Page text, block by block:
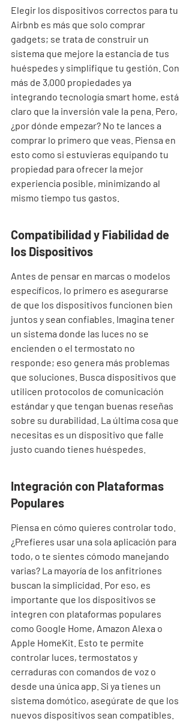
Elegir los dispositivos correctos para tu
Airbnb es más que solo comprar
gadgets; se trata de construir un
sistema que mejore la estancia de tus
huéspedes y simplifique tu gestión. Con
más de 3,000 propiedades ya
integrando tecnología smart home, está
claro que la inversión vale la pena. Pero,
¿por dónde empezar? No te lances a
comprar lo primero que veas. Piensa en
esto como si estuvieras equipando tu
propiedad para ofrecer la mejor
experiencia posible, minimizando al
mismo tiempo tus gastos.
Compatibilidad y Fiabilidad de
los Dispositivos
Antes de pensar en marcas o modelos
específicos, lo primero es asegurarse
de que los dispositivos funcionen bien
juntos y sean confiables. Imagina tener
un sistema donde las luces no se
encienden o el termostato no
responde; eso genera más problemas
que soluciones. Busca dispositivos que
utilicen protocolos de comunicación
estándar y que tengan buenas reseñas
sobre su durabilidad. La última cosa que
necesitas es un dispositivo que falle
justo cuando tienes huéspedes.
Integración con Plataformas
Populares
Piensa en cómo quieres controlar todo.
¿Prefieres usar una sola aplicación para
todo, o te sientes cómodo manejando
varias? La mayoría de los anfitriones
buscan la simplicidad. Por eso, es
importante que los dispositivos se
integren con plataformas populares
como Google Home, Amazon Alexa o
Apple HomeKit. Esto te permite
controlar luces, termostatos y
cerraduras con comandos de voz o
desde una única app. Si ya tienes un
sistema domótico, asegúrate de que los
nuevos dispositivos sean compatibles.